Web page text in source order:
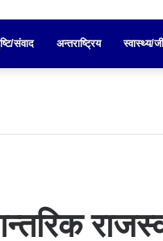
संवाद अन्तराष्ट्रिय स्वास्थ्य/